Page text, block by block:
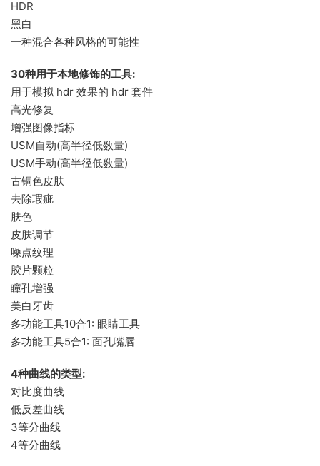
HDR
黑白
一种混合各种风格的可能性
30种用于本地修饰的工具:
用于模拟 hdr 效果的 hdr 套件
高光修复
增强图像指标
USM自动(高半径低数量)
USM手动(高半径低数量)
古铜色皮肤
去除瑕疵
肤色
皮肤调节
噪点纹理
胶片颗粒
瞳孔增强
美白牙齿
多功能工具10合1: 眼睛工具
多功能工具5合1: 面孔嘴唇
4种曲线的类型:
对比度曲线
低反差曲线
3等分曲线
4等分曲线